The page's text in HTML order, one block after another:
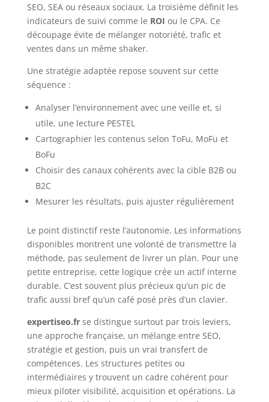
SEO, SEA ou réseaux sociaux. La troisième définit les
indicateurs de suivi comme le ROI ou le CPA. Ce
découpage évite de mélanger notoriété, trafic et
ventes dans un même shaker.
Une stratégie adaptée repose souvent sur cette
séquence :
Analyser l’environnement avec une veille et, si
utile, une lecture PESTEL
Cartographier les contenus selon ToFu, MoFu et
BoFu
Choisir des canaux cohérents avec la cible B2B ou
B2C
Mesurer les résultats, puis ajuster régulièrement
Le point distinctif reste l’autonomie. Les informations
disponibles montrent une volonté de transmettre la
méthode, pas seulement de livrer un plan. Pour une
petite entreprise, cette logique crée un actif interne
durable. C’est souvent plus précieux qu’un pic de
trafic aussi bref qu’un café posé près d’un clavier.
expertiseo.frse distingue surtout par trois leviers,
une approche française, un mélange entre SEO,
stratégie et gestion, puis un vrai transfert de
compétences. Les structures petites ou
intermédiaires y trouvent un cadre cohérent pour
mieux piloter visibilité, acquisition et opérations. La